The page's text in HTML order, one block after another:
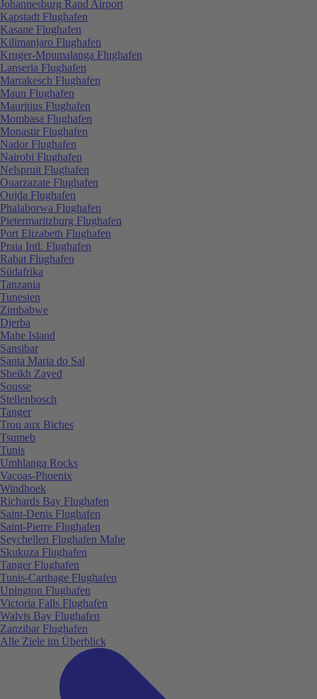
Johannesburg Rand Airport
Kapstadt Flughafen
Kasane Flughafen
Kilimanjaro Flughafen
Kruger-Mpumalanga Flughafen
Lanseria Flughafen
Marrakesch Flughafen
Maun Flughafen
Mauritius Flughafen
Mombasa Flughafen
Monastir Flughafen
Nador Flughafen
Nairobi Flughafen
Nelspruit Flughafen
Ouarzazate Flughafen
Oujda Flughafen
Phalaborwa Flughafen
Pietermaritzburg Flughafen
Port Elizabeth Flughafen
Praia Intl. Flughafen
Rabat Flughafen
Südafrika
Tanzania
Tunesien
Zimbabwe
Djerba
Mahe Island
Sansibar
Santa Maria do Sal
Sheikh Zayed
Sousse
Stellenbosch
Tanger
Trou aux Biches
Tsumeb
Tunis
Umhlanga Rocks
Vacoas-Phoenix
Windhoek
Richards Bay Flughafen
Saint-Denis Flughafen
Saint-Pierre Flughafen
Seychellen Flughafen Mahe
Skukuza Flughafen
Tanger Flughafen
Tunis-Carthage Flughafen
Upington Flughafen
Victoria Falls Flughafen
Walvis Bay Flughafen
Zanzibar Flughafen
Alle Ziele im Überblick